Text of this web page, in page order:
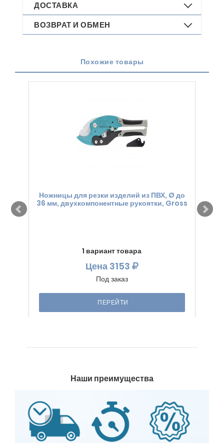
ДОСТАВКА
ВОЗВРАТ И ОБМЕН
Похожие товары
Ножницы для резки изделий из ПВХ, Ø до
36 мм, двухкомпонентные рукоятки, Gross
1 вариант товара
Цена3153
Под заказ
ПЕРЕЙТИ
Наши преимущества